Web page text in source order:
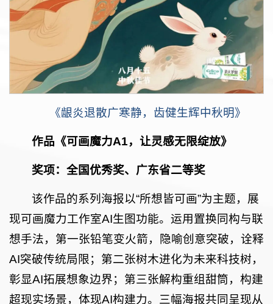
《龈炎退散广寒静，齿健生辉中秋明》
作品《可画魔力A1，让灵感无限绽放》
奖项：全国优秀奖、广东省二等奖
该作品的系列海报以“所想皆可画”为主题，展
现可画魔力工作室AI生图功能。运用置换同构与联
想手法，第一张铅笔变火箭，隐喻创意突破，诠释
AI突破传统局限；第二张树木进化为未来科技树，
彰显AI拓展想象边界；第三张解构重组甜筒，构建
超现实场景，体现AI构建力。三幅海报共同呈现从